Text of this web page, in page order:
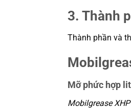
3. Thành
Thành phần và
Mỡ phức hợp
Mobilgrease